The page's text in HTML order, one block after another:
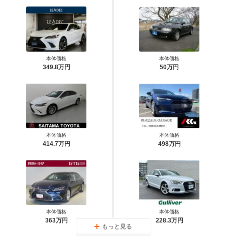
本体価格
349.8万円
本体価格
414.7万円
本体価格
363万円
本体価格
50万円
本体価格
498万円
本体価格
228.3万円
もっと見る